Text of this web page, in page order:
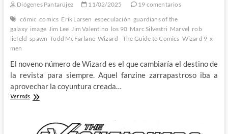
Diógenes Pantarújez 11/02/2025
19 comentarios
cómic comics Erik Larsen especulación guardians of the
galaxy image Jim Lee Jim Valentino los 90 Marc Silvestri Marvel rob
liefeld spawn Todd McFarlane Wizard - The Guide to Comics Wizard 9 x-
men
El noveno número de Wizard es el que cambiaría el destino de
la revista para siempre. Aquel fanzine zarrapastroso iba a
aprovechar la coyuntura creada…
Ver másImage
Marvel:
Wizard,